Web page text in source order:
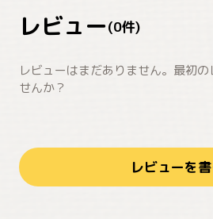
レビュー(0件)
レビューはまだありません。最初
せんか？
レビューを書